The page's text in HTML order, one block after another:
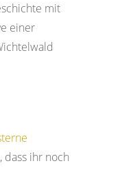
mit
einer
ihr noch